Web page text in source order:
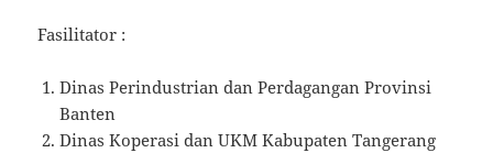
Fasilitator :
Dinas Perindustrian dan Perdagangan Provinsi
Banten
Dinas Koperasi dan UKM Kabupaten Tangerang